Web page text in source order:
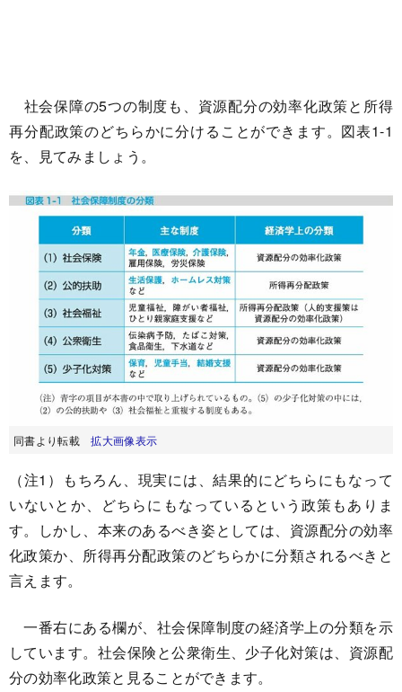
社会保障の5つの制度も、資源配分の効率化政策と所得
再分配政策のどちらかに分けることができます。図表1-1
を、見てみましょう。
同書より転載拡大画像表示
（注1）もちろん、現実には、結果的にどちらにもなって
いないとか、どちらにもなっているという政策もありま
す。しかし、本来のあるべき姿としては、資源配分の効率
化政策か、所得再分配政策のどちらかに分類されるべきと
言えます。
一番右にある欄が、社会保障制度の経済学上の分類を示
しています。社会保険と公衆衛生、少子化対策は、資源配
分の効率化政策と見ることができます。